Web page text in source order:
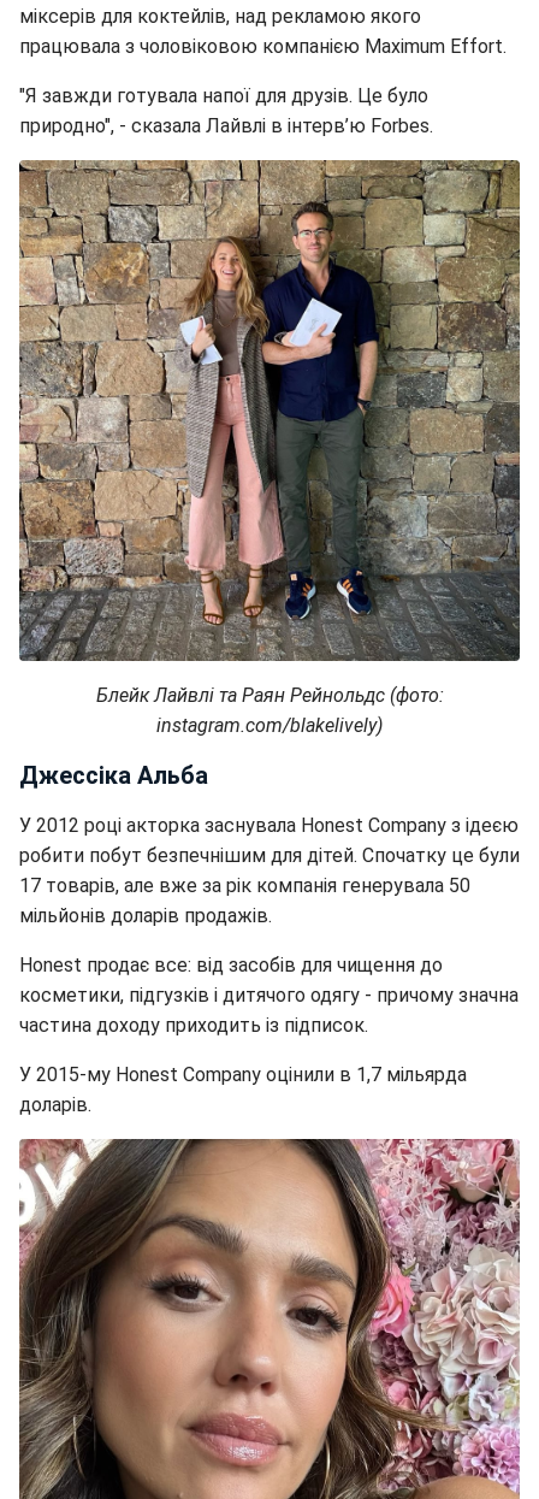
міксерів для коктейлів, над рекламою якого
працювала з чоловіковою компанією Maximum Effort.
"Я завжди готувала напої для друзів. Це було
природно", - сказала Лайвлі в інтерв’ю Forbes.
Блейк Лайвлі та Раян Рейнольдс (фото:
instagram.com/blakelively)
Джессіка Альба
У 2012 році акторка заснувала Honest Company з ідеєю
робити побут безпечнішим для дітей. Спочатку це були
17 товарів, але вже за рік компанія генерувала 50
мільйонів доларів продажів.
Honest продає все: від засобів для чищення до
косметики, підгузків і дитячого одягу - причому значна
частина доходу приходить із підписок.
У 2015-му Honest Company оцінили в 1,7 мільярда
доларів.